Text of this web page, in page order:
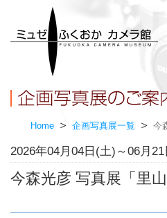
Home 企画写真展一覧 今
2026年04月04日(土)～06月
今森光彦 写真展「里山